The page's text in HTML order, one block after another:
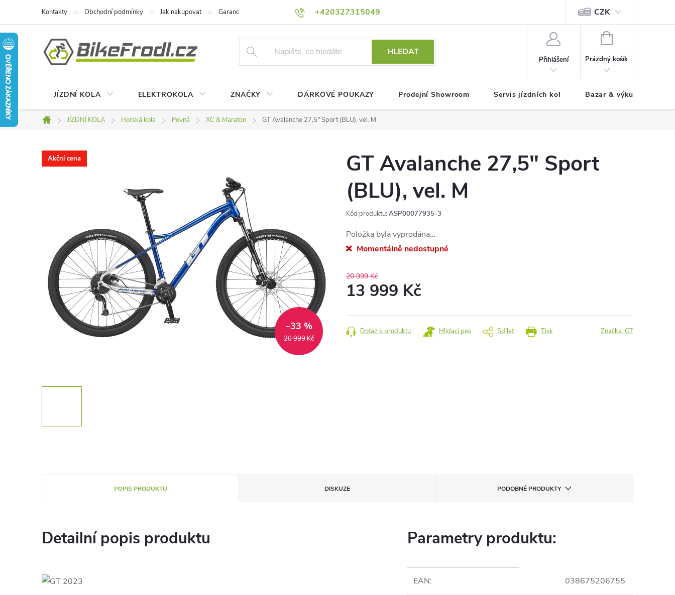
obsah
+420327315049
Kontakty Obchodní podmínky Jak nakupovat Garance nejnižší ceny! Podmínky ochrany osobních údajů CZK
HLEDAT
Přihlášení
NÁKUPNÍ
Prázdný košík
JÍZDNÍ KOLA ELEKTROKOLA ZNAČKY DÁRKOVÉ POUKAZY Prodejní Showroom Servis jízdních kol Bazar & výkup jízdních
Domů
JÍZDNÍ KOLA Horská kola Pevná XC & Maraton GT Avalanche 27,5" Sport (BLU), vel. M
Akční cena
20 999 Kč
–33 %
GT Avalanche 27,5" Sport
(BLU), vel. M
Kód produktu: ASP00077935-3
Položka byla vyprodána…
Momentálně nedostupné
20 999 Kč
13 999 Kč
cena:
Tisk
Dotaz k produktu Hlídací pes Sdílet Značka:GT
POPIS PRODUKTU DISKUZE PODOBNÉ PRODUKTY
Detailní popis produktu Parametry produktu:
EAN: 038675206755